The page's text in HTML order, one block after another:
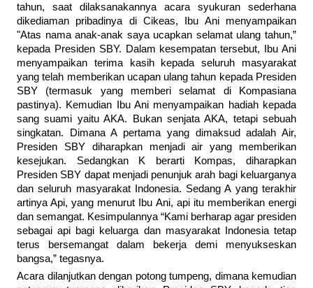
tahun, saat dilaksanakannya acara syukuran sederhana
dikediaman pribadinya di Cikeas, Ibu Ani menyampaikan
"Atas nama anak-anak saya ucapkan selamat ulang tahun,”
kepada Presiden SBY. Dalam kesempatan tersebut, Ibu Ani
menyampaikan terima kasih kepada seluruh masyarakat
yang telah memberikan ucapan ulang tahun kepada Presiden
SBY (termasuk yang memberi selamat di Kompasiana
pastinya). Kemudian Ibu Ani menyampaikan hadiah kepada
sang suami yaitu AKA. Bukan senjata AKA, tetapi sebuah
singkatan. Dimana A pertama yang dimaksud adalah Air,
Presiden SBY diharapkan menjadi air yang memberikan
kesejukan. Sedangkan K berarti Kompas, diharapkan
Presiden SBY dapat menjadi penunjuk arah bagi keluarganya
dan seluruh masyarakat Indonesia. Sedang A yang terakhir
artinya Api, yang menurut Ibu Ani, api itu memberikan energi
dan semangat. Kesimpulannya “Kami berharap agar presiden
sebagai api bagi keluarga dan masyarakat Indonesia tetap
terus bersemangat dalam bekerja demi menyukseskan
bangsa,” tegasnya.
Acara dilanjutkan dengan potong tumpeng, dimana kemudian